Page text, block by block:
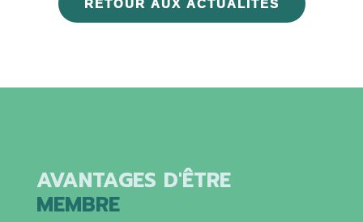
RETOUR AUX ACTUALITÉS
AVANTAGES D'ÊTRE
MEMBRE